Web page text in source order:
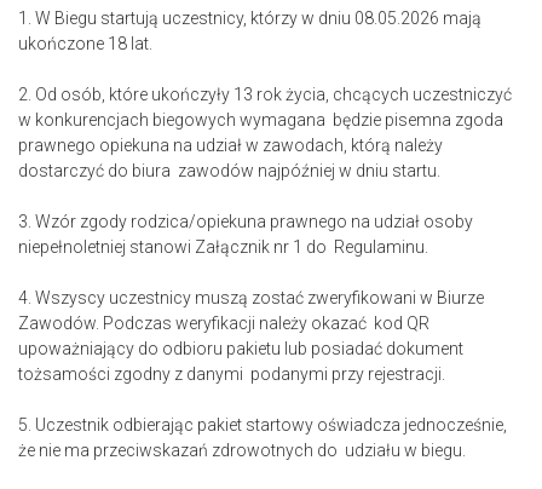
1. W Biegu startują uczestnicy, którzy w dniu 08.05.2026 mają
ukończone 18 lat.
2. Od osób, które ukończyły 13 rok życia, chcących uczestniczyć
w konkurencjach biegowych wymagana będzie pisemna zgoda
prawnego opiekuna na udział w zawodach, którą należy
dostarczyć do biura zawodów najpóźniej w dniu startu.
3. Wzór zgody rodzica/opiekuna prawnego na udział osoby
niepełnoletniej stanowi Załącznik nr 1 do Regulaminu.
4. Wszyscy uczestnicy muszą zostać zweryfikowani w Biurze
Zawodów. Podczas weryfikacji należy okazać kod QR
upoważniający do odbioru pakietu lub posiadać dokument
tożsamości zgodny z danymi podanymi przy rejestracji.
5. Uczestnik odbierając pakiet startowy oświadcza jednocześnie,
że nie ma przeciwskazań zdrowotnych do udziału w biegu.